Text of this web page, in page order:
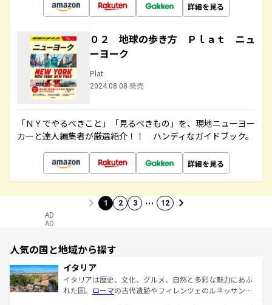
詳細を見る
０２ 地球の歩き方 Ｐｌａｔ ニュ
ーヨーク
Plat
2024.08.08 発売
「ＮＹでやるべきこと」「見るべきもの」を、現地ニューヨー
カーと達人編集者が厳選紹介！！ ハンディなガイドブック。
詳細を見る
1 2 3 … 12
AD
AD
人気の国と地域から探す
イタリア
イタリアは歴史、文化、グルメ、自然と多彩な魅力にあふ
れた国。 ローマの古代遺跡やフィレンツェのルネッサンス